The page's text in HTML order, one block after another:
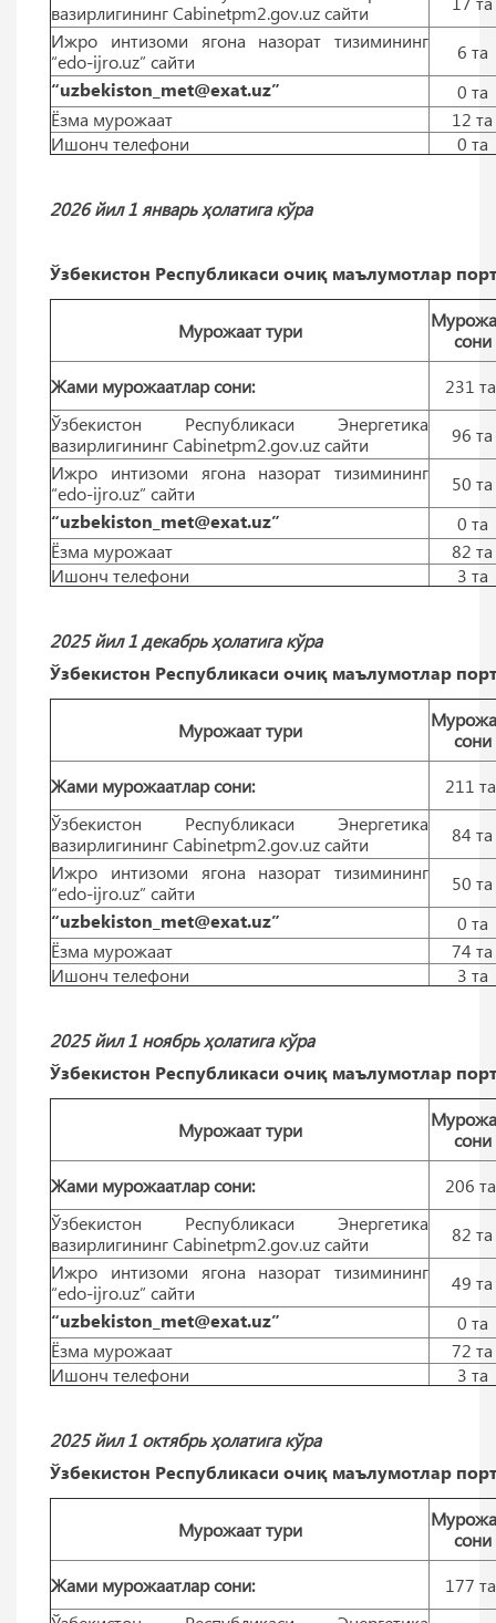
вазирлигининг Cabinetpm2.gov.uz сайти
Ижро интизоми ягона назорат тизимининг
“edo-ijro.uz” сайти
6 тa
“uzbekiston_met@exat.uz”
0 тa
Ёзма мурожаат
12 тa
Ишонч телефони
0 тa
2026 йил 1 январь ҳолатига кўра
Ўзбекистон Республикаси очиқ маълумотлар
Мурожаат тури
сони
Жами мурожаатлар сони:
231
Ўзбекистон Республикаси Энергетика
вазирлигининг Cabinetpm2.gov.uz сайти
96 тa
Ижро интизоми ягона назорат тизимининг
“edo-ijro.uz” сайти
50 тa
“uzbekiston_met@exat.uz”
0 тa
Ёзма мурожаат
82 тa
Ишонч телефони
3 тa
2025 йил 1 декабрь ҳолатига кўра
Ўзбекистон Республикаси очиқ маълумотлар
Мурожаат тури
сони
Жами мурожаатлар сони:
211
Ўзбекистон Республикаси Энергетика
вазирлигининг Cabinetpm2.gov.uz сайти
84 тa
Ижро интизоми ягона назорат тизимининг
“edo-ijro.uz” сайти
50 тa
“uzbekiston_met@exat.uz”
0 тa
Ёзма мурожаат
74 тa
Ишонч телефони
3 тa
2025 йил 1 ноябрь ҳолатига кўра
Ўзбекистон Республикаси очиқ маълумотлар
Мурожаат тури
сони
Жами мурожаатлар сони:
206
Ўзбекистон Республикаси Энергетика
вазирлигининг Cabinetpm2.gov.uz сайти
82 тa
Ижро интизоми ягона назорат тизимининг
“edo-ijro.uz” сайти
49 тa
“uzbekiston_met@exat.uz”
0 тa
Ёзма мурожаат
72 тa
Ишонч телефони
3 тa
2025 йил 1 октябрь ҳолатига кўра
Ўзбекистон Республикаси очиқ маълумотлар
Мурожаат тури
сони
Жами мурожаатлар сони:
177